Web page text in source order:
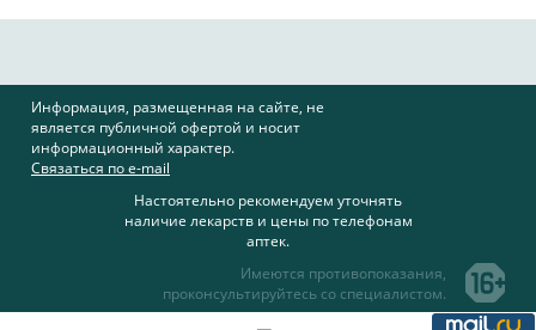
Информация, размещенная на сайте, не
является публичной офертой и носит
информационный характер.
Связаться по e-mail
Настоятельно рекомендуем уточнять
наличие лекарств и цены по телефонам
аптек.
Имеются противопоказания,
проконсультируйтесь со специалистом.